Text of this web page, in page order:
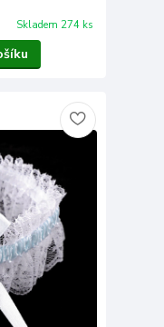
Skladem 274 ks